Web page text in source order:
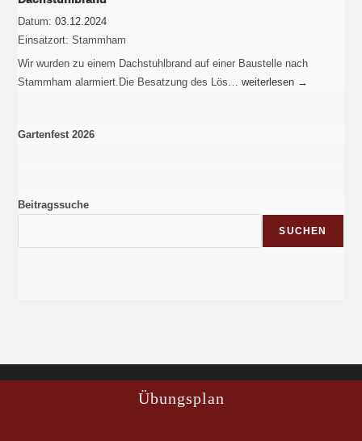
Datum:03.12.2024
Einsatzort: Stammham
Wir wurden zu einem Dachstuhlbrand auf einer Baustelle nach
Stammham alarmiert.Die Besatzung des Lös…weiterlesen →
Gartenfest 2026
Beitragssuche
SUCHEN
Übungsplan